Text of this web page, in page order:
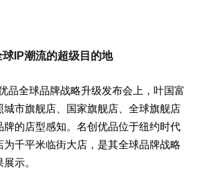
IP潮流的超级目的地
全球品牌战略升级发布会上，叶国富
市旗舰店、国家旗舰店、全球旗舰店
牌的店型感知。名创优品位于纽约时代
为千平米临街大店，是其全球品牌战略
示。